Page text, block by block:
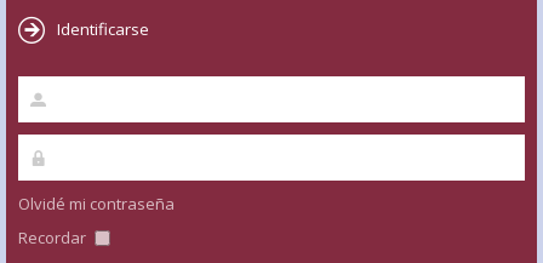
Identificarse
Olvidé mi contraseña
Recordar